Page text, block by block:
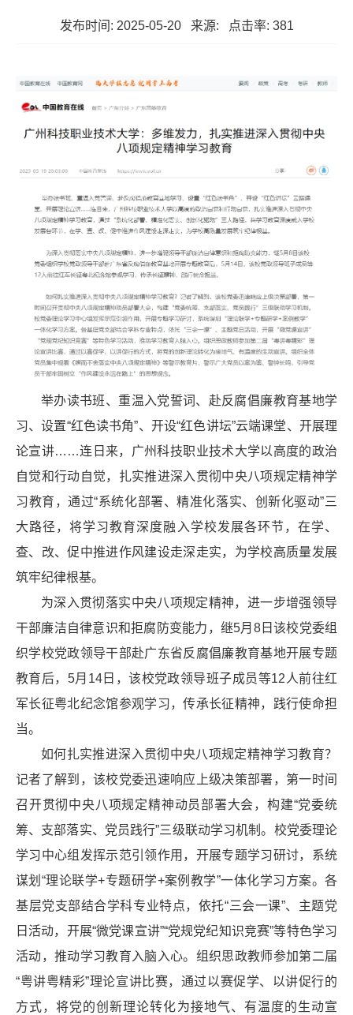
发布时间: 2025-05-20 来源: 点击率: 381
举办读书班、重温入党誓词、赴反腐倡廉教育基地学
习、设置“红色读书角”、开设“红色讲坛”云端课堂、开展理
论宣讲……连日来，广州科技职业技术大学以高度的政治
自觉和行动自觉，扎实推进深入贯彻中央八项规定精神学
习教育，通过“系统化部署、精准化落实、创新化驱动”三
大路径，将学习教育深度融入学校发展各环节，在学、
查、改、促中推进作风建设走深走实，为学校高质量发展
筑牢纪律根基。
为深入贯彻落实中央八项规定精神，进一步增强领导
干部廉洁自律意识和拒腐防变能力，继5月8日该校党委组
织学校党政领导干部赴广东省反腐倡廉教育基地开展专题
教育后，5月14日，该校党政领导班子成员等12人前往红
军长征粤北纪念馆参观学习，传承长征精神，践行使命担
当。
如何扎实推进深入贯彻中央八项规定精神学习教育？
记者了解到，该校党委迅速响应上级决策部署，第一时间
召开贯彻中央八项规定精神动员部署大会，构建“党委统
筹、支部落实、党员践行”三级联动学习机制。校党委理论
学习中心组发挥示范引领作用，开展专题学习研讨，系统
谋划“理论联学+专题研学+案例教学”一体化学习方案。各
基层党支部结合学科专业特点，依托“三会一课”、主题党
日活动，开展“微党课宣讲”“党规党纪知识竞赛”等特色学习
活动，推动学习教育入脑入心。组织思政教师参加第二届
“粤讲粤精彩”理论宣讲比赛，通过以赛促学、以讲促行的
方式，将党的创新理论转化为接地气、有温度的生动宣